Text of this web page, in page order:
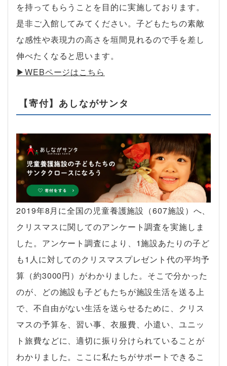
を持ってもらうことを目的に実施しております。
是非ご入館してみてください。子どもたちの素敵
な感性や表現力の高さを垣間見れるので手を差し
伸べたくなると思います。
▶︎WEBページはこちら
【寄付】あしながサンタ
2019年8月に全国の児童養護施設（607施設）へ、
クリスマスに関してのアンケート調査を実施しま
した。アンケート調査により、1施設あたりの子ど
も1人に対してのクリスマスプレゼント代の平均予
算（約3000円）がわかりました。そこで分かった
のが、どの施設も子どもたちが施設生活を送る上
で、不自由がない生活を送らせるために、クリス
マスの予算を、習い事、衣服費、小遣い、ユニッ
ト旅費などに、適切に振り分けられていることが
わかりました。ここに私たちがサポートできるこ